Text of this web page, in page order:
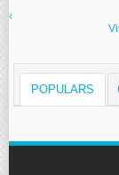
‹
POPULARS